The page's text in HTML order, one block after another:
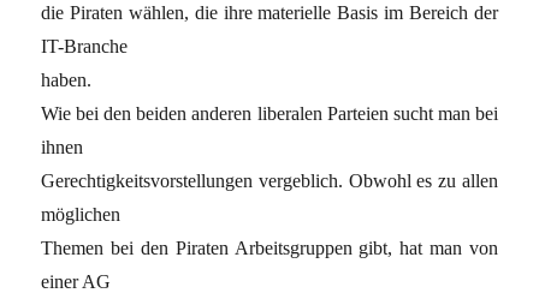
die Piraten wählen, die ihre materielle Basis im Bereich der
IT-Branche
haben.
Wie bei den beiden anderen liberalen Parteien sucht man bei
ihnen
Gerechtigkeitsvorstellungen vergeblich. Obwohl es zu allen
möglichen
Themen bei den Piraten Arbeitsgruppen gibt, hat man von
einer AG